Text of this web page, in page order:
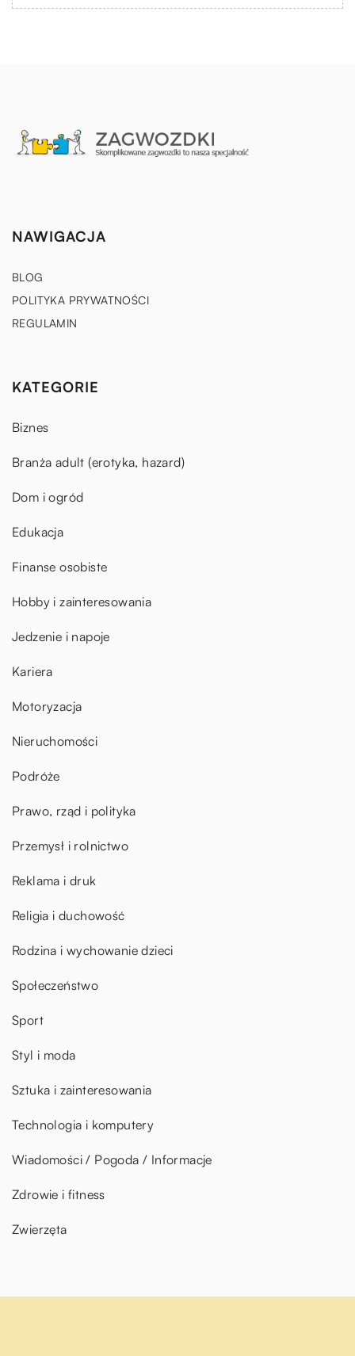
NAWIGACJA
BLOG
POLITYKA PRYWATNOŚCI
REGULAMIN
KATEGORIE
Biznes
Branża adult (erotyka, hazard)
Dom i ogród
Edukacja
Finanse osobiste
Hobby i zainteresowania
Jedzenie i napoje
Kariera
Motoryzacja
Nieruchomości
Podróże
Prawo, rząd i polityka
Przemysł i rolnictwo
Reklama i druk
Religia i duchowość
Rodzina i wychowanie dzieci
Społeczeństwo
Sport
Styl i moda
Sztuka i zainteresowania
Technologia i komputery
Wiadomości / Pogoda / Informacje
Zdrowie i fitness
Zwierzęta